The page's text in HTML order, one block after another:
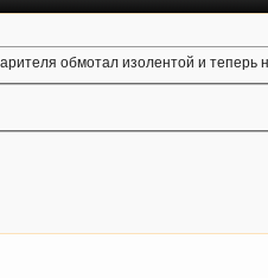
обмотал изолентой и теперь